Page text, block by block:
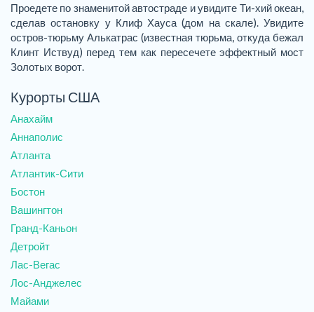
Проедете по знаменитой автостраде и увидите Ти-хий океан,
сделав остановку у Клиф Хауса (дом на скале). Увидите
остров-тюрьму Алькатрас (известная тюрьма, откуда бежал
Клинт Иствуд) перед тем как пересечете эффектный мост
Золотых ворот.
Курорты США
Анахайм
Аннаполис
Атланта
Атлантик-Сити
Бостон
Вашингтон
Гранд-Каньон
Детройт
Лас-Вегас
Лос-Анджелес
Майами